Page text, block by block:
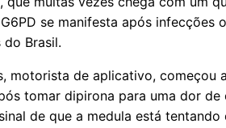
se manifesta após infecções
do Brasil.
motorista de aplicativo, começou
tomar dipirona para uma dor
de que a medula está